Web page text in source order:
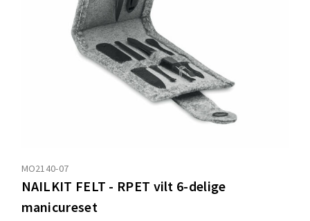
MO2140-07
NAILKIT FELT - RPET vilt 6-delige
manicureset